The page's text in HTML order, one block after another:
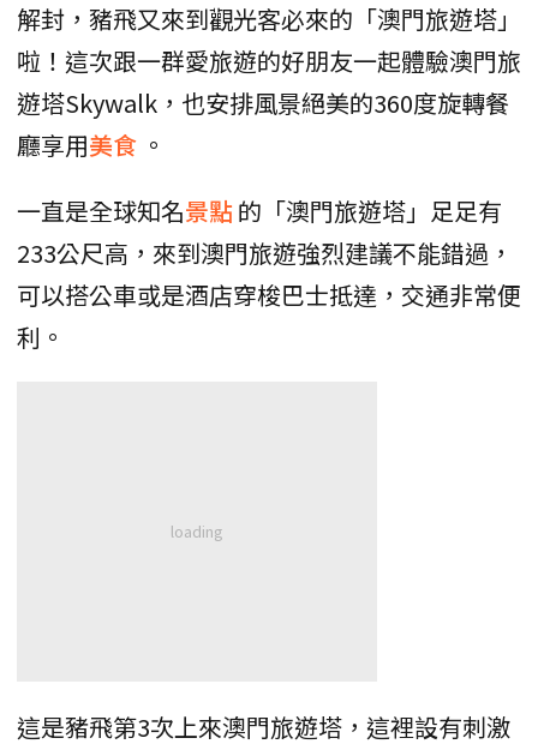
解封，豬飛又來到觀光客必來的「澳門旅遊塔」
啦！這次跟一群愛旅遊的好朋友一起體驗澳門旅
遊塔Skywalk，也安排風景絕美的360度旋轉餐
廳享用美食 。
一直是全球知名景點的「澳門旅遊塔」足足有
233公尺高，來到澳門旅遊強烈建議不能錯過，
可以搭公車或是酒店穿梭巴士抵達，交通非常便
利。
這是豬飛第3次上來澳門旅遊塔，這裡設有刺激